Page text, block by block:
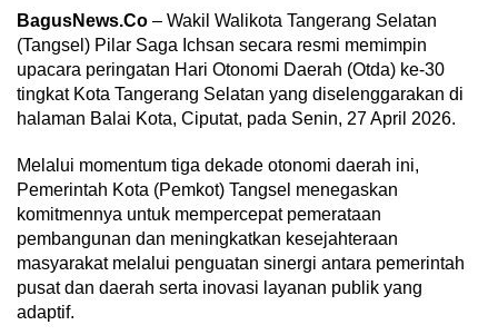
BagusNews.Co – Wakil Walikota Tangerang Selatan
(Tangsel) Pilar Saga Ichsan secara resmi memimpin
upacara peringatan Hari Otonomi Daerah (Otda) ke-30
tingkat Kota Tangerang Selatan yang diselenggarakan di
halaman Balai Kota, Ciputat, pada Senin, 27 April 2026.
Melalui momentum tiga dekade otonomi daerah ini,
Pemerintah Kota (Pemkot) Tangsel menegaskan
komitmennya untuk mempercepat pemerataan
pembangunan dan meningkatkan kesejahteraan
masyarakat melalui penguatan sinergi antara pemerintah
pusat dan daerah serta inovasi layanan publik yang
adaptif.